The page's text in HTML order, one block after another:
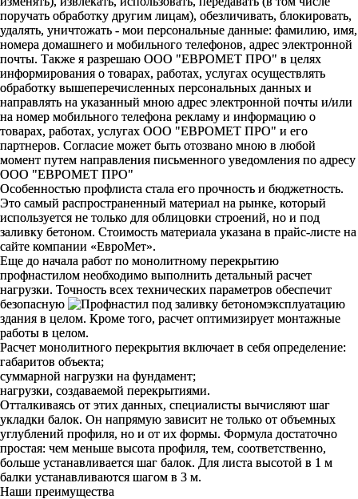
поручать обработку другим лицам), обезличивать, блокировать,
удалять, уничтожать - мои персональные данные: фамилию, имя,
номера домашнего и мобильного телефонов, адрес электронной
почты. Также я разрешаю ООО "ЕВРОМЕТ ПРО" в целях
информирования о товарах, работах, услугах осуществлять
обработку вышеперечисленных персональных данных и
направлять на указанный мною адрес электронной почты и/или
на номер мобильного телефона рекламу и информацию о
товарах, работах, услугах ООО "ЕВРОМЕТ ПРО" и его
партнеров. Согласие может быть отозвано мною в любой
момент путем направления письменного уведомления по адресу
ООО "ЕВРОМЕТ ПРО"
Особенностью профлиста стала его прочность и бюджетность.
Это самый распространенный материал на рынке, который
используется не только для облицовки строений, но и под
заливку бетоном. Стоимость материала указана в прайс-листе на
сайте компании «ЕвроМет».
Еще до начала работ по монолитному перекрытию
профнастилом необходимо выполнить детальный расчет
нагрузки. Точность всех технических параметров обеспечит
безопасную
эксплуатацию
здания в целом. Кроме того, расчет оптимизирует монтажные
работы в целом.
Расчет монолитного перекрытия включает в себя определение:
габаритов объекта;
суммарной нагрузки на фундамент;
нагрузки, создаваемой перекрытиями.
Отталкиваясь от этих данных, специалисты вычисляют шаг
укладки балок. Он напрямую зависит не только от объемных
углублений профиля, но и от их формы. Формула достаточно
простая: чем меньше высота профиля, тем, соответственно,
больше устанавливается шаг балок. Для листа высотой в 1 м
балки устанавливаются шагом в 3 м.
Наши преимущества